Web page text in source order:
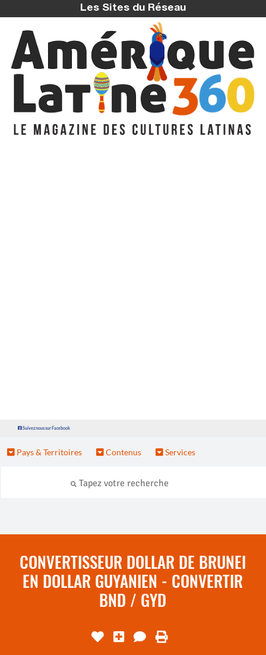
Les Sites du Réseau
Suivez nous sur Facebook
Pays & Territoires Contenus Services
CONVERTISSEUR DOLLAR DE BRUNEI
EN DOLLAR GUYANIEN - CONVERTIR
BND / GYD